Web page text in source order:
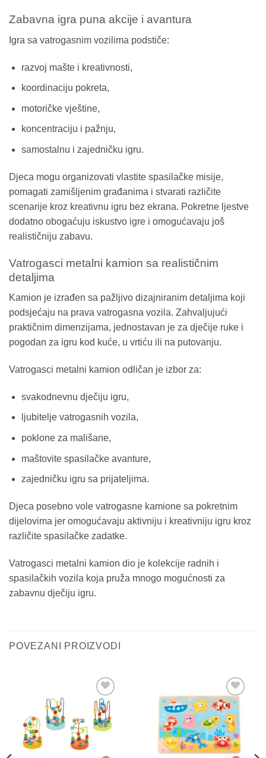
Zabavna igra puna akcije i avantura
Igra sa vatrogasnim vozilima podstiče:
razvoj mašte i kreativnosti,
koordinaciju pokreta,
motoričke vještine,
koncentraciju i pažnju,
samostalnu i zajedničku igru.
Djeca mogu organizovati vlastite spasilačke misije,
pomagati zamišljenim građanima i stvarati različite
scenarije kroz kreativnu igru bez ekrana. Pokretne ljestve
dodatno obogaćuju iskustvo igre i omogućavaju još
realističniju zabavu.
Vatrogasci metalni kamion sa realističnim
detaljima
Kamion je izrađen sa pažljivo dizajniranim detaljima koji
podsjećaju na prava vatrogasna vozila. Zahvaljujući
praktičnim dimenzijama, jednostavan je za dječije ruke i
pogodan za igru kod kuće, u vrtiću ili na putovanju.
Vatrogasci metalni kamion odličan je izbor za:
svakodnevnu dječiju igru,
ljubitelje vatrogasnih vozila,
poklone za mališane,
maštovite spasilačke avanture,
zajedničku igru sa prijateljima.
Djeca posebno vole vatrogasne kamione sa pokretnim
dijelovima jer omogućavaju aktivniju i kreativniju igru kroz
različite spasilačke zadatke.
Vatrogasci metalni kamion dio je kolekcije radnih i
spasilačkih vozila koja pruža mnogo mogućnosti za
zabavnu dječiju igru.
POVEZANI PROIZVODI
Sačuvaj
proizvod
Sačuvaj
proizvod